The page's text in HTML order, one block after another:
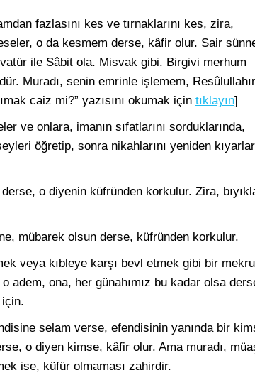
fazlasını kes ve tırnaklarını kes, zira,
o da kesmem derse, kâfir olur. Sair
ile Sâbit ola. Misvak gibi. Birgivi merhum
Muradı, senin emrinle işlemem,
caiz mi?” yazısını okumak için tıklayın]
ve onlara, imanın sıfatlarını sorduklarında,
öğretip, sonra nikahlarını yeniden
o diyenin küfründen korkulur. Zira,
mübarek olsun derse, küfründen korkulur.
veya kıbleye karşı bevl etmek gibi bir
adem, ona, her günahımız bu kadar olsa
için.
selam verse, efendisinin yanında bir
o diyen kimse, kâfir olur. Ama muradı,
ise, küfür olmaması zahirdir.